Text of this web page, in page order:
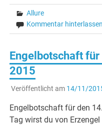
Allure
Kommentar hinterlassen
Engelbotschaft
2015
Veröffentlicht am 14/11/
Engelbotschaft für den
Tag wirst du von